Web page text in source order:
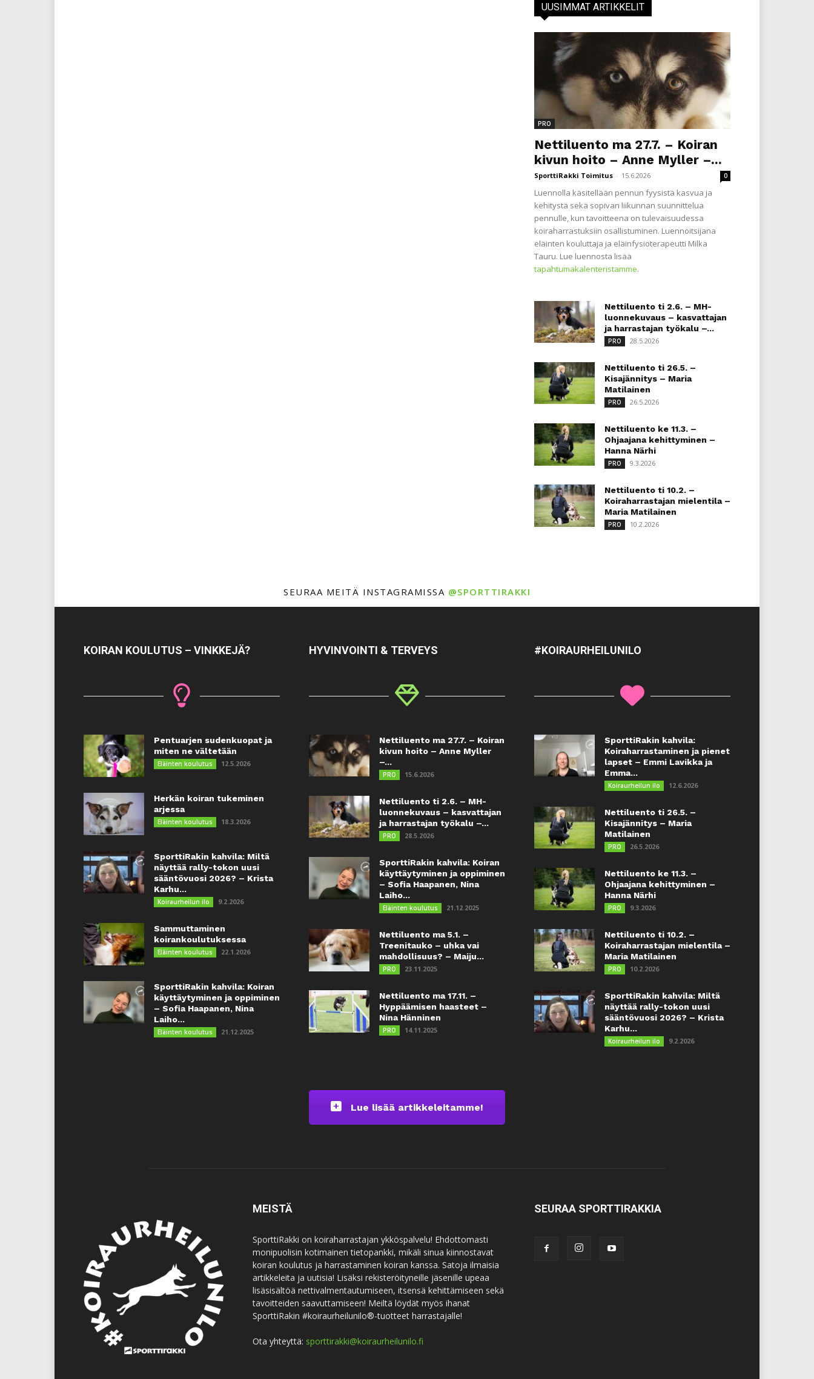
UUSIMMAT ARTIKKELIT
PRO
Nettiluento ma 27.7. – Koiran
kivun hoito – Anne Myller –...
SporttiRakki Toimitus - 15.6.2026 0
Luennolla käsitellään pennun fyysistä kasvua ja
kehitystä sekä sopivan liikunnan suunnittelua
pennulle, kun tavoitteena on tulevaisuudessa
koiraharrastuksiin osallistuminen. Luennoitsijana
eläinten kouluttaja ja eläinfysioterapeutti Milka
Tauru. Lue luennosta lisää
tapahtumakalenteristamme.
Nettiluento ti 2.6. – MH-
luonnekuvaus – kasvattajan
ja harrastajan työkalu –...
PRO 28.5.2026
Nettiluento ti 26.5. –
Kisajännitys – Maria
Matilainen
PRO 26.5.2026
Nettiluento ke 11.3. –
Ohjaajana kehittyminen –
Hanna Närhi
PRO 9.3.2026
Nettiluento ti 10.2. –
Koiraharrastajan mielentila –
Maria Matilainen
PRO 10.2.2026
SEURAA MEITÄ INSTAGRAMISSA @SPORTTIRAKKI
KOIRAN KOULUTUS – VINKKEJÄ?
Pentuarjen sudenkuopat ja
miten ne vältetään
Eläinten koulutus 12.5.2026
Herkän koiran tukeminen
arjessa
Eläinten koulutus 18.3.2026
SporttiRakin kahvila: Miltä
näyttää rally-tokon uusi
sääntövuosi 2026? – Krista
Karhu...
Koiraurheilun ilo 9.2.2026
Sammuttaminen
koirankoulutuksessa
Eläinten koulutus 22.1.2026
SporttiRakin kahvila: Koiran
käyttäytyminen ja oppiminen
– Sofia Haapanen, Nina
Laiho...
Eläinten koulutus 21.12.2025
HYVINVOINTI & TERVEYS
Nettiluento ma 27.7. – Koiran
kivun hoito – Anne Myller
–...
PRO 15.6.2026
Nettiluento ti 2.6. – MH-
luonnekuvaus – kasvattajan
ja harrastajan työkalu –...
PRO 28.5.2026
SporttiRakin kahvila: Koiran
käyttäytyminen ja oppiminen
– Sofia Haapanen, Nina
Laiho...
Eläinten koulutus 21.12.2025
Nettiluento ma 5.1. –
Treenitauko – uhka vai
mahdollisuus? – Maiju...
PRO 23.11.2025
Nettiluento ma 17.11. –
Hyppäämisen haasteet –
Nina Hänninen
PRO 14.11.2025
Lue lisää artikkeleitamme!
#KOIRAURHEILUNILO
SporttiRakin kahvila:
Koiraharrastaminen ja pienet
lapset – Emmi Lavikka ja
Emma...
Koiraurheilun ilo 12.6.2026
Nettiluento ti 26.5. –
Kisajännitys – Maria
Matilainen
PRO 26.5.2026
Nettiluento ke 11.3. –
Ohjaajana kehittyminen –
Hanna Närhi
PRO 9.3.2026
Nettiluento ti 10.2. –
Koiraharrastajan mielentila –
Maria Matilainen
PRO 10.2.2026
SporttiRakin kahvila: Miltä
näyttää rally-tokon uusi
sääntövuosi 2026? – Krista
Karhu...
Koiraurheilun ilo 9.2.2026
MEISTÄ
SporttiRakki on koiraharrastajan ykköspalvelu! Ehdottomasti
monipuolisin kotimainen tietopankki, mikäli sinua kiinnostavat
koiran koulutus ja harrastaminen koiran kanssa. Satoja ilmaisia
artikkeleita ja uutisia! Lisäksi rekisteröityneille jäsenille upeaa
lisäsisältöä nettivalmentautumiseen, itsensä kehittämiseen sekä
tavoitteiden saavuttamiseen! Meiltä löydät myös ihanat
SporttiRakin #koiraurheilunilo®-tuotteet harrastajalle!
Ota yhteyttä: sporttirakki@koiraurheilunilo.fi
SEURAA SPORTTIRAKKIA